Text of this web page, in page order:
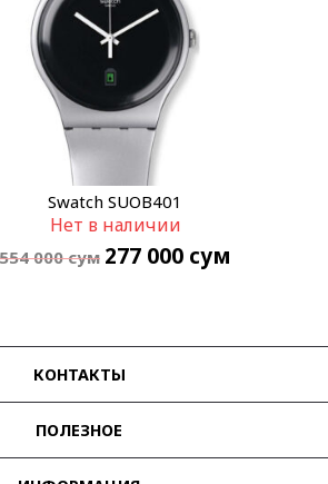
Swatch SUOB401
Нет в наличии
554 000сум 277 000 сум
КОНТАКТЫ
ПОЛЕЗНОЕ